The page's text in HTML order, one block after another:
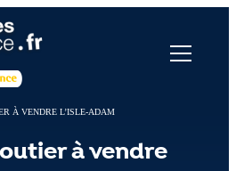
À VENDRE L’ISLE-ADAM
à vendre